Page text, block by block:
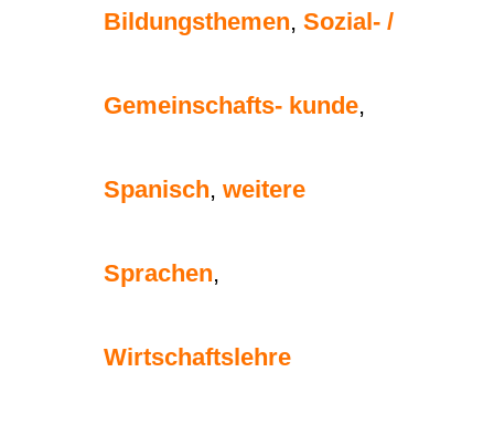
Bildungsthemen, Sozial- /
Gemeinschafts- kunde,
Spanisch, weitere
Sprachen,
Wirtschaftslehre